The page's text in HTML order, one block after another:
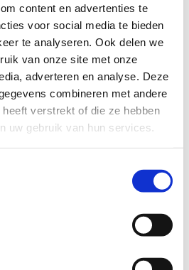
content en advertenties te
voor social media te bieden
te analyseren. Ook delen we
van onze site met onze
adverteren en analyse. Deze
combineren met andere
verstrekt of die ze hebben
uw gebruik van hun services.
de wereld en wij geloven in
wensen TeamNL Triathlon
toe in de individuele
teamrelay. Hopelijk kunnen
en zenuwen ook genieten
gaan jullie vanaf de zijlijn keihard